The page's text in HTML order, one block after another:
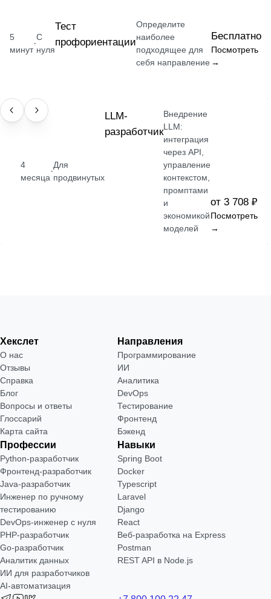
5
минут
·
С
нуля
Тест
профориентации
Определите
наиболее
подходящее для
себя направление
Бесплатно
Посмотреть
→
ПРОФЕССИЯ
4
месяца
·
Для
продвинутых
LLM-
разработчик
Внедрение
LLM:
интеграция
через API,
управление
контекстом,
промптами
и
экономикой
моделей
от 3 708 ₽
Посмотреть
→
Хекслет
О нас
Отзывы
Справка
Блог
Вопросы и ответы
Глоссарий
Карта сайта
Направления
Программирование
ИИ
Аналитика
DevOps
Тестирование
Фронтенд
Бэкенд
Профессии
Python-разработчик
Фронтенд-разработчик
Java-разработчик
Инженер по ручному
тестированию
DevOps-инженер с нуля
РНР-разработчик
Go-разработчик
Аналитик данных
ИИ для разработчиков
AI-автоматизация
Навыки
Spring Boot
Docker
Typescript
Laravel
Django
React
Веб-разработка на Express
Postman
REST API в Node.js